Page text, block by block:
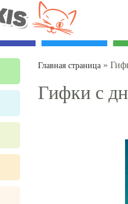
Главная страница »
Гифки с